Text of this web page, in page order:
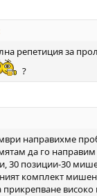
репетиция за
?
направихме
да го
30 позиции-30
комплект
прикрепване високо